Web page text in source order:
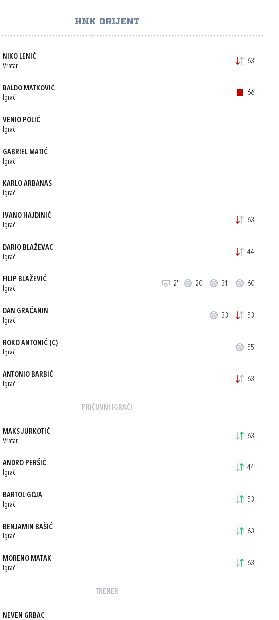
HNK ORIJENT
NIKO LENIĆ
Vratar
63'
BALDO MATKOVIĆ
Igrač
66'
VENIO POLIĆ
Igrač
GABRIEL MATIĆ
Igrač
KARLO ARBANAS
Igrač
IVANO HAJDINIĆ
Igrač
63'
DARIO BLAŽEVAC
Igrač
44'
FILIP BLAŽEVIĆ
Igrač
2' 20' 31' 60'
DAN GRAČANIN
Igrač
33' 53'
ROKO ANTONIĆ(C)
Igrač
55'
ANTONIO BARBIĆ
Igrač
63'
PRIČUVNI IGRAČI
MAKS JURKOTIĆ
Vratar
63'
ANDRO PERŠIĆ
Igrač
44'
BARTOL GOJA
Igrač
53'
BENJAMIN BAŠIĆ
Igrač
63'
MORENO MATAK
Igrač
63'
TRENER
NEVEN GRBAC